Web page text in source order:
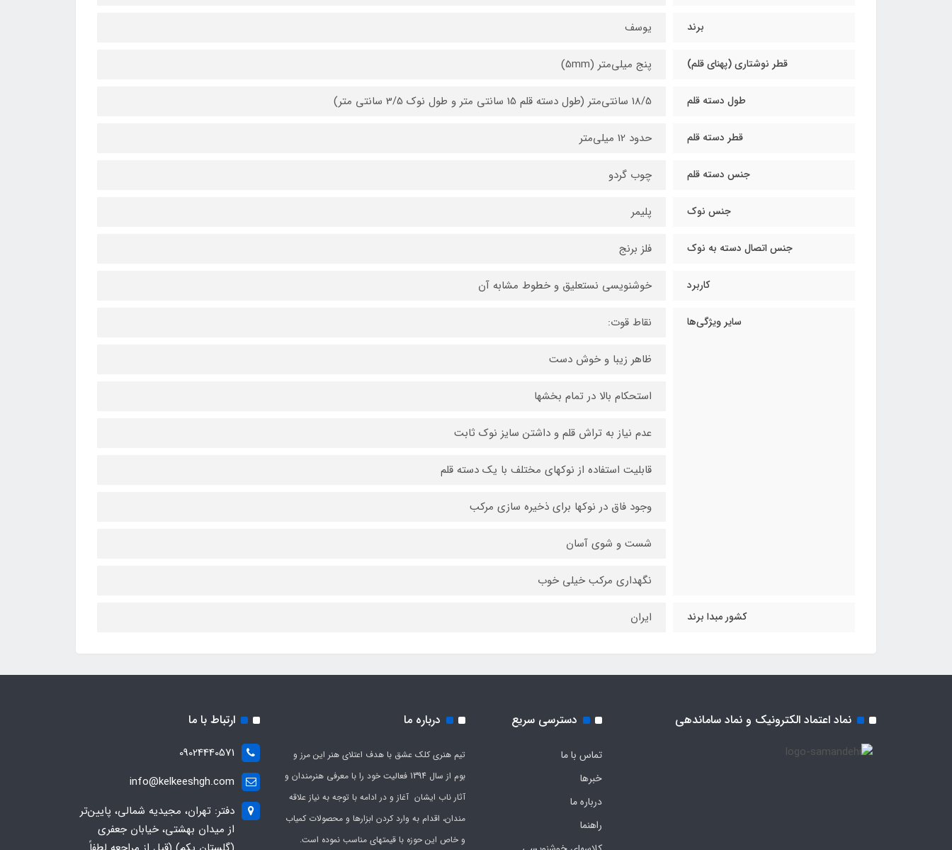
برند یوسف
قطر نوشتاری (پهنای قلم) پنج میلی‌متر (5mm)
طول دسته قلم 18/5 سانتی‌متر (طول دسته قلم 15 سانتی متر و طول نوک 3/5 سانتی متر)
قطر دسته قلم حدود 12 میلی‌متر
جنس دسته قلم چوب گردو
جنس نوک پلیمر
جنس اتصال دسته به نوک فلز برنج
کاربرد خوشنویسی نستعلیق و خطوط مشابه آن
سایر ویژگی‌ها نقاط قوت:
ظاهر زیبا و خوش دست
استحکام بالا در تمام بخشها
عدم نیاز به تراش قلم و داشتن سایز نوک ثابت
قابلیت استفاده از نوکهای مختلف با یک دسته قلم
وجود فاق در نوکها برای ذخیره سازی مرکب
شست و شوی آسان
نگهداری مرکب خیلی خوب
کشور مبدا برند ایران
نماد اعتماد الکترونیک و نماد ساماندهی دسترسی سریع
تماس با ما
خبرها
درباره ما
راهنما
درباره ما
تیم هنری کلک عشق با هدف اعتلای هنر این مرز و
بوم از سال 1394 فعالیت خود را با معرفی هنرمندان و
آثار ناب ایشان آغاز و در ادامه با توجه به نیاز علاقه
مندان، اقدام به وارد کردن ابزارها و محصولات کمیاب
و خاص این حوزه با قیمتهای مناسب نموده است.
ارتباط با ما
09024440571
info@kelkeeshgh.com
دفتر: تهران، مجیدیه شمالی، پایین‌تر
از میدان بهشتی، خیابان جعفری